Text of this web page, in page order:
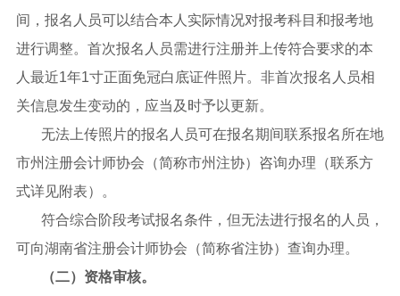
间，报名人员可以结合本人实际情况对报考科目和报考地
进行调整。首次报名人员需进行注册并上传符合要求的本
人最近1年1寸正面免冠白底证件照片。非首次报名人员相
关信息发生变动的，应当及时予以更新。
无法上传照片的报名人员可在报名期间联系报名所在地
市州注册会计师协会（简称市州注协）咨询办理（联系方
式详见附表）。
符合综合阶段考试报名条件，但无法进行报名的人员，
可向湖南省注册会计师协会（简称省注协）查询办理。
（二）资格审核。